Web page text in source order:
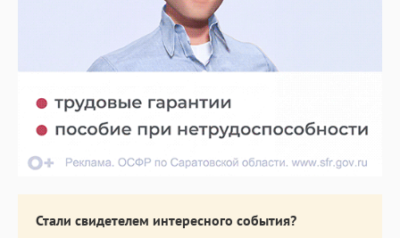
Стали свидетелем интересного события?